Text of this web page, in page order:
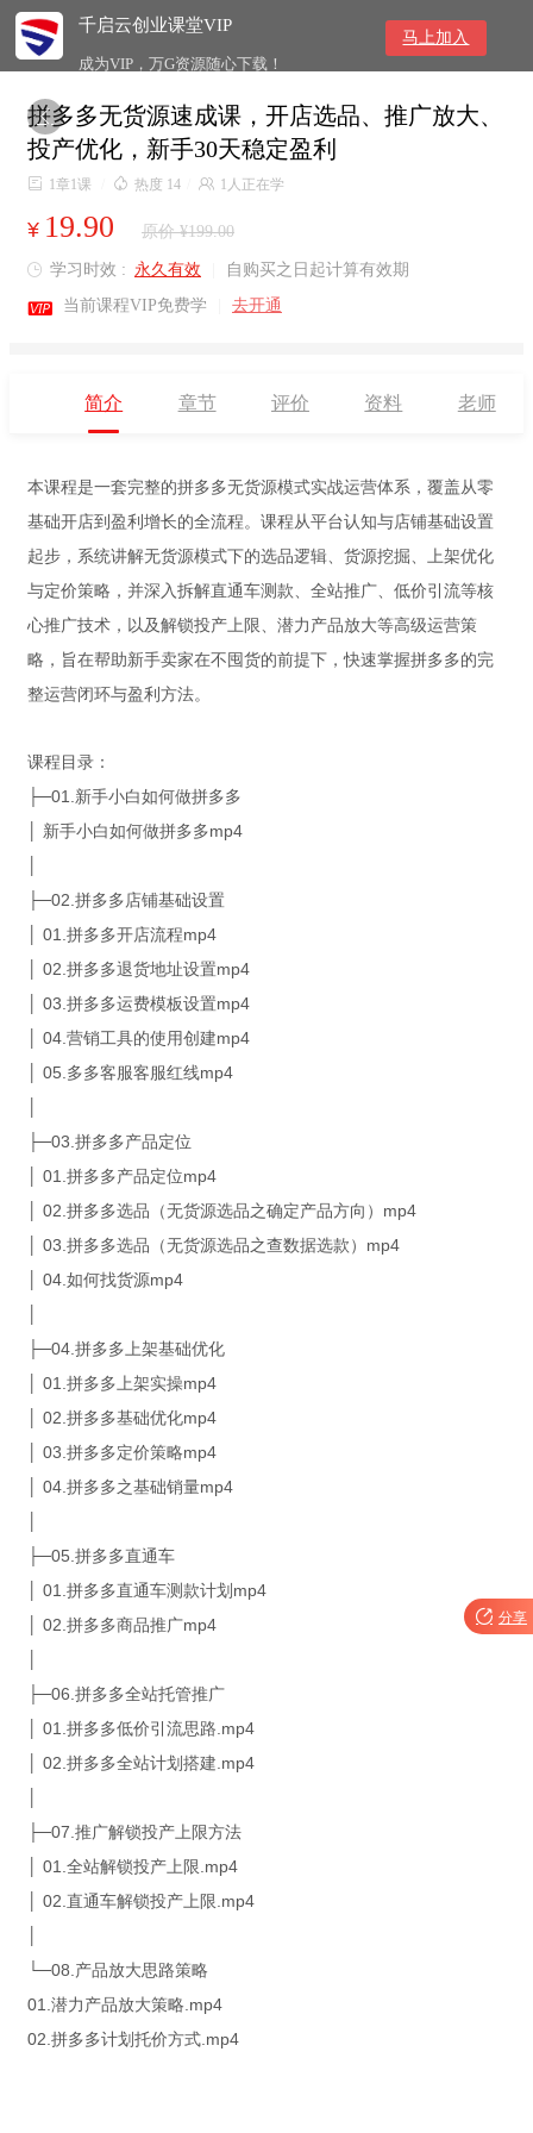
千启云创业课堂VIP
成为VIP，万G资源随心下载！
马上加入

拼多多无货源速成课，开店选品、推广放大、
投产优化，新手30天稳定盈利
 1章1课  热度 14  1人正在学
¥ 19.90 原价 ¥199.00
 学习时效 : 永久有效 自购买之日起计算有效期
 当前课程VIP免费学 去开通
简介 章节 评价 资料 老师
本课程是一套完整的拼多多无货源模式实战运营体系，覆盖从零
基础开店到盈利增长的全流程。课程从平台认知与店铺基础设置
起步，系统讲解无货源模式下的选品逻辑、货源挖掘、上架优化
与定价策略，并深入拆解直通车测款、全站推广、低价引流等核
心推广技术，以及解锁投产上限、潜力产品放大等高级运营策
略，旨在帮助新手卖家在不囤货的前提下，快速掌握拼多多的完
整运营闭环与盈利方法。
课程目录：
├─01.新手小白如何做拼多多
│ 新手小白如何做拼多多mp4
├─02.拼多多店铺基础设置
│ 01.拼多多开店流程mp4
│ 02.拼多多退货地址设置mp4
│ 03.拼多多运费模板设置mp4
│ 04.营销工具的使用创建mp4
│ 05.多多客服客服红线mp4
├─03.拼多多产品定位
│ 01.拼多多产品定位mp4
│ 02.拼多多选品（无货源选品之确定产品方向）mp4
│ 03.拼多多选品（无货源选品之查数据选款）mp4
│ 04.如何找货源mp4
├─04.拼多多上架基础优化
│ 01.拼多多上架实操mp4
│ 02.拼多多基础优化mp4
│ 03.拼多多定价策略mp4
│ 04.拼多多之基础销量mp4
├─05.拼多多直通车
│ 01.拼多多直通车测款计划mp4
│ 02.拼多多商品推广mp4
├─06.拼多多全站托管推广
│ 01.拼多多低价引流思路.mp4
│ 02.拼多多全站计划搭建.mp4
├─07.推广解锁投产上限方法
│ 01.全站解锁投产上限.mp4
│ 02.直通车解锁投产上限.mp4
└─08.产品放大思路策略
01.潜力产品放大策略.mp4
02.拼多多计划托价方式.mp4
 分享